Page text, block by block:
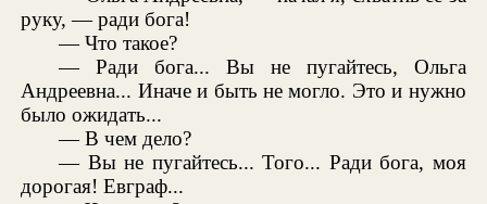
руку, — ради бога!
— Что такое?
— Ради бога... Вы не пугайтесь, Ольга
Андреевна... Иначе и быть не могло. Это и нужно
было ожидать...
— В чем дело?
— Вы не пугайтесь... Того... Ради бога, моя
дорогая! Евграф...